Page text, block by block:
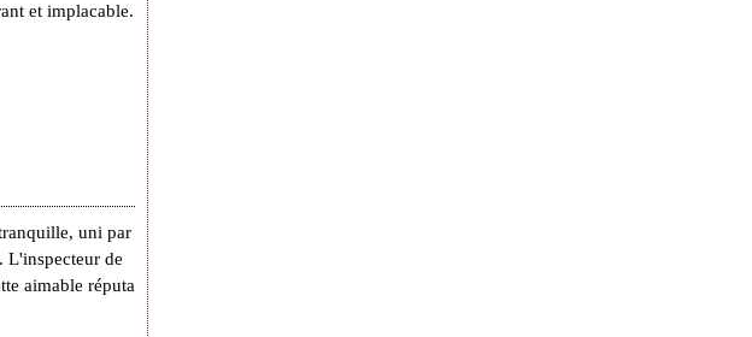
et implacable.
uni par
L'inspecteur de
aimable réputa